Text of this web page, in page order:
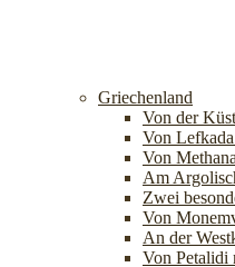
Griechenland
Von der
Von
Von
Am
Zwei
Von
An der
Von Petalidi